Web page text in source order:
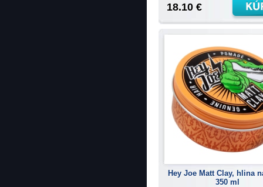
18.10 €
Hey Joe Matt Clay, hlina
350 ml